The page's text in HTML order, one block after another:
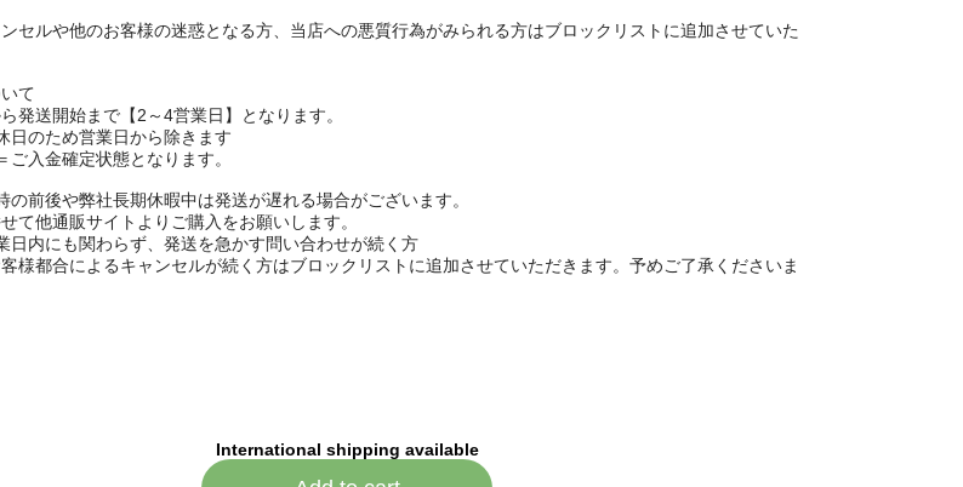
ンセルや他のお客様の迷惑となる方、当店への悪質行為がみられる方はブロックリストに追加させていた
て
発送開始まで【2～4営業日】となります。
日のため営業日から除きます
ご入金確定状態となります。
の前後や弊社長期休暇中は発送が遅れる場合がございます。
て他通販サイトよりご購入をお願いします。
日内にも関わらず、発送を急かす問い合わせが続く方
様都合によるキャンセルが続く方はブロックリストに追加させていただきます。予めご了承くださいま
International shipping available